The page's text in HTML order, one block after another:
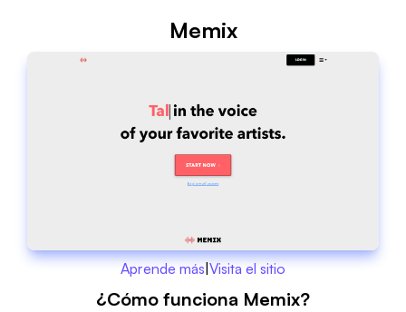
Memix
Aprende más Visita el sitio
¿Cómo funciona Memix?